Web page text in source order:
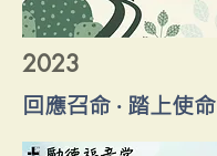
2023
回應召命 ‧ 踏上使命